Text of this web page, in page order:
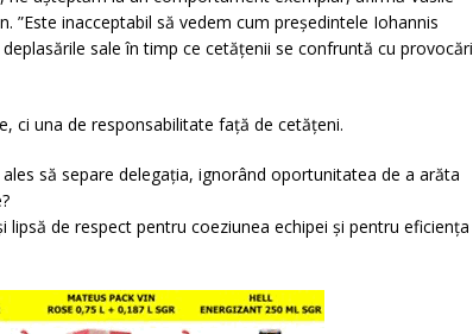
”Este inacceptabil să vedem cum președintele Iohannis
sale în timp ce cetățenii se confruntă cu provocări
ci una de responsabilitate față de cetățeni.
să separe delegația, ignorând oportunitatea de a arăta
lipsă de respect pentru coeziunea echipei și pentru eficiența